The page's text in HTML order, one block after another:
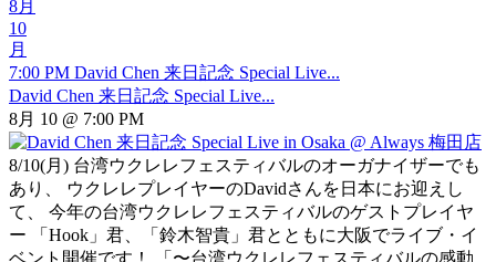
8月
10
月
7:00 PM David Chen 来日記念 Special Live...
David Chen 来日記念 Special Live...
8月 10 @ 7:00 PM
8/10(月) 台湾ウクレレフェスティバルのオーガナイザーでも
あり、 ウクレレプレイヤーのDavidさんを日本にお迎えし
て、 今年の台湾ウクレレフェスティバルのゲストプレイヤ
ー 「Hook」君、「鈴木智貴」君とともに大阪でライブ・イ